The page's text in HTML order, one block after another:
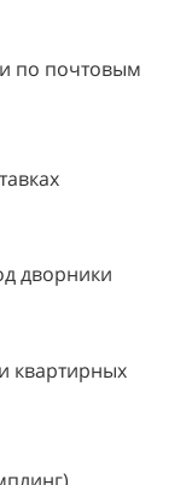
по почтовым
дворники
квартирных